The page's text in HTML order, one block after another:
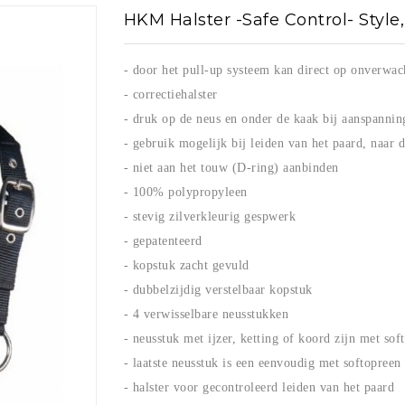
Zadelonderleggers
ZADELS EN TOEBEHOREN
Zadels
Beugelriemen
Zadeltoebehoren
CADEAU-ARTIKELEN
Cadeau-artikelen
Teugels
Martingalen
en haarstrikken
SHIRTS
Shirts
RIEMEN, PETTEN
Riemen
CADEAU-ARTIKELEN
Cadeau-artikelen
D.due Boots
Kavalkade
Premier Equine
Red
HKM Halster -Safe Control-
- door het pull-up systeem kan direct op
- correctiehalster
- druk op de neus en onder de kaak bij
- gebruik mogelijk bij leiden van het paard, naar
- niet aan het touw (D-ring) aanbinden
- 100% polypropyleen
- stevig zilverkleurig gespwerk
- gepatenteerd
- kopstuk zacht gevuld
- dubbelzijdig verstelbaar kopstuk
- 4 verwisselbare neusstukken
- neusstuk met ijzer, ketting of koord zijn met
- laatste neusstuk is een eenvoudig met softopreen
- halster voor gecontroleerd leiden van het paard